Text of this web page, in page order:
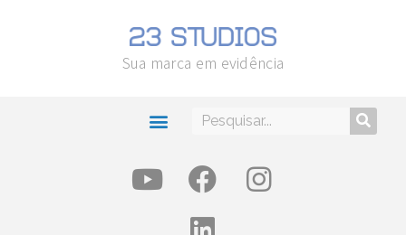
Sua marca em evidência